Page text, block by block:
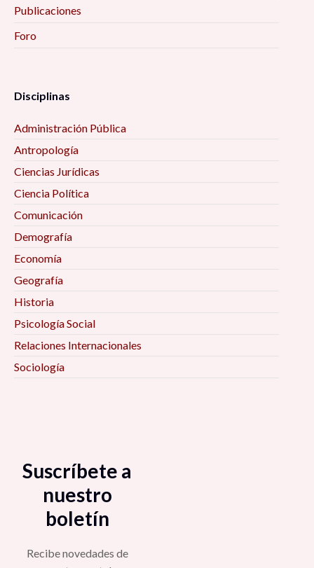
Número Especial de la revista ESCC 1:00 pm
pm
Taller «Las emociones no son cuento, pero ¡se
cuentan!» 4:00 pm
Coloquio «¿Por qué Bourdieu? Reflexiones
teórico-metodológicas y empíricas en la
Conversatorio «Temas de reflexión y análisis de
cara a las elecciones federales de México 2021»
4:00 pm
Mesa «Gestión de riesgos y Pandemia en
Regional de Gobernanza y Coordinación Social
Ante el COVID-19 (ORGA): Violencia de género
4:30 pm
sociología» 5:00 pm
Publicaciones
Foro
Disciplinas
Administración Pública
Antropología
Ciencias Jurídicas
Ciencia Política
Comunicación
Demografía
Economía
Geografía
Historia
Psicología Social
Relaciones Internacionales
Sociología
Suscríbete a
nuestro
boletín
Recibe novedades de